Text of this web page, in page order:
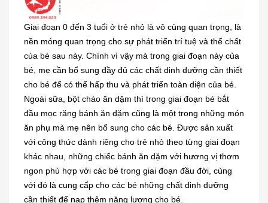
Giai đoạn 0 đến 3 tuổi ở trẻ nhỏ là vô cùng quan trọng, là
nền móng quan trọng cho sự phát triển trí tuệ và thể chất
của bé sau này. Chính vì vậy mà trong giai đoạn này của
bé, mẹ cần bổ sung đầy đủ các chất dinh dưỡng cần thiết
cho bé để có thể hấp thu và phát triển toàn diện của bé.
Ngoài sữa, bột cháo ăn dặm thì trong giai đoạn bé bắt
đầu mọc răng bánh ăn dặm cũng là một trong những món
ăn phụ mà mẹ nên bổ sung cho các bé. Được sản xuất
với công thức dành riêng cho trẻ nhỏ theo từng giai đoạn
khác nhau, những chiếc bánh ăn dặm với hương vị thơm
ngon phù hợp với các bé trong giai đoạn đầu đời, cùng
với đó là cung cấp cho các bé những chất dinh dưỡng
cần thiết để nạp thêm năng lượng cho bé.